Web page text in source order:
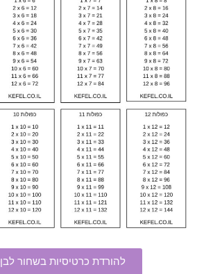
להורדת כרטיסיות בשחור לבן